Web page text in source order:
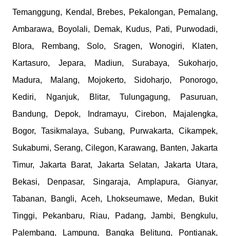
Temanggung, Kendal, Brebes, Pekalongan, Pemalang,
Ambarawa, Boyolali, Demak, Kudus, Pati, Purwodadi,
Blora, Rembang, Solo, Sragen, Wonogiri, Klaten,
Kartasuro, Jepara, Madiun, Surabaya, Sukoharjo,
Madura, Malang, Mojokerto, Sidoharjo, Ponorogo,
Kediri, Nganjuk, Blitar, Tulungagung, Pasuruan,
Bandung, Depok, Indramayu, Cirebon, Majalengka,
Bogor, Tasikmalaya, Subang, Purwakarta, Cikampek,
Sukabumi, Serang, Cilegon, Karawang, Banten, Jakarta
Timur, Jakarta Barat, Jakarta Selatan, Jakarta Utara,
Bekasi, Denpasar, Singaraja, Amplapura, Gianyar,
Tabanan, Bangli, Aceh, Lhokseumawe, Medan, Bukit
Tinggi, Pekanbaru, Riau, Padang, Jambi, Bengkulu,
Palembang, Lampung, Bangka Belitung, Pontianak,